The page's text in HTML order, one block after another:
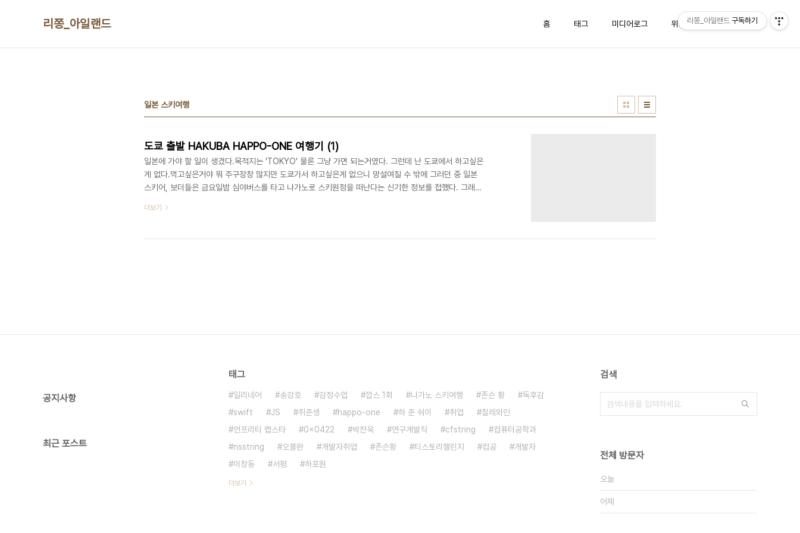
리쫑_아일랜드 홈 태그 미디어로그 위치로그 방명록
일본 스키여행
도쿄 출발 HAKUBA HAPPO-ONE 여행기 (1)
일본에 가야 할 일이 생겼다.목적지는 'TOKYO' 물론 그냥 가면 되는거였다. 그런데 난 도쿄에서 하고싶은
게 없다.먹고싶은거야 뭐 주구장창 많지만 도쿄가서 하고싶은게 없으니 망설여질 수 밖에 그러던 중 일본
스키어, 보더들은 금요일밤 심야버스를 타고 나가노로 스키원정을 떠난다는 신기한 정보를 접했다. 그래서
forecast.com/resorts/Happo-One/photos/13880 OMG 알프스아님? 나가노? 동계올림픽 했던
을 사용해야겠다는 강한 충동을 느꼈다. 그래서 좀더 자세히 알아봤다. 대충 ..
더보기
공지사항
최근 포스트
태그
일리네어 송강호 감정수업 깝스 1회 나가노 스키여행 존슨 황
독후감
swift
JS 취준생 happo-one 하 준 숴이 취업
칠레와인
언프리티 랩스타
0x0422 박찬욱 연구개발직 cfstring
컴퓨터공학과
nsstring
오블완 개발자취업 존슨황 티스토리챌린지 컴공
개발자
이창동
서평 하포원
더보기
검색
전체 방문자
오늘
어제
리쫑_아일랜드 구독하기